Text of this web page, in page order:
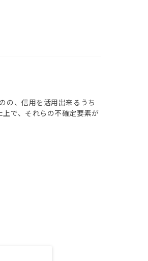
の、信用を活用出来るうち
で、それらの不確定要素が